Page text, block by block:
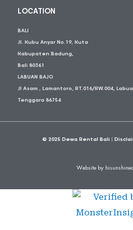
LOCATION
BALI
Jl. Kubu Anyar No.19, Kuta
Kabupaten Badung,
Bali 80361
LABUAN BAJO
Jl Asam , Lamantoro, RT.016/RW.004,
Tenggara 86754
© 2025 Dewa Rental Bali |
Website by